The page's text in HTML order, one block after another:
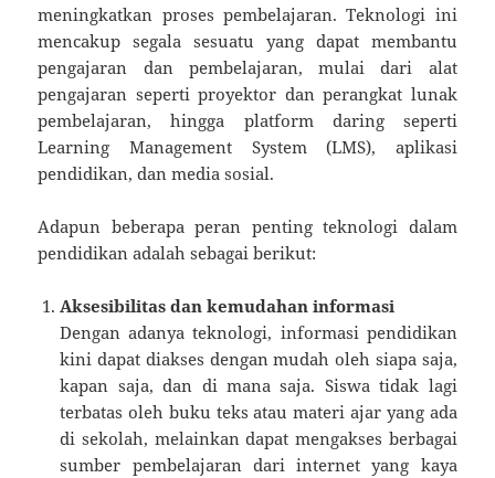
meningkatkan proses pembelajaran. Teknologi ini
mencakup segala sesuatu yang dapat membantu
pengajaran dan pembelajaran, mulai dari alat
pengajaran seperti proyektor dan perangkat lunak
pembelajaran, hingga platform daring seperti
Learning Management System (LMS), aplikasi
pendidikan, dan media sosial.
Adapun beberapa peran penting teknologi dalam
pendidikan adalah sebagai berikut:
Aksesibilitas dan kemudahan informasi
Dengan adanya teknologi, informasi pendidikan
kini dapat diakses dengan mudah oleh siapa saja,
kapan saja, dan di mana saja. Siswa tidak lagi
terbatas oleh buku teks atau materi ajar yang ada
di sekolah, melainkan dapat mengakses berbagai
sumber pembelajaran dari internet yang kaya